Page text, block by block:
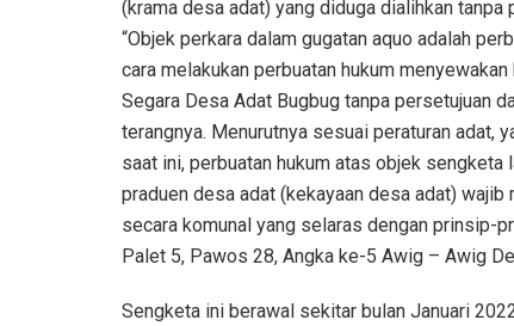
(krama desa adat) yang diduga dialihkan
“Objek perkara dalam gugatan aquo adalah
cara melakukan perbuatan hukum
Segara Desa Adat Bugbug tanpa persetujuan
terangnya. Menurutnya sesuai peraturan adat,
saat ini, perbuatan hukum atas objek
praduen desa adat (kekayaan desa adat)
secara komunal yang selaras dengan prinsip-
Palet 5, Pawos 28, Angka ke-5 Awig – Awig
Sengketa ini berawal sekitar bulan Januari